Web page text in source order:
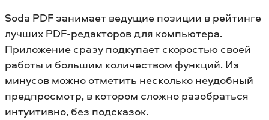
Soda PDF занимает ведущие позиции в рейтинге
лучших PDF-редакторов для компьютера.
Приложение сразу подкупает скоростью своей
работы и большим количеством функций. Из
минусов можно отметить несколько неудобный
предпросмотр, в котором сложно разобраться
интуитивно, без подсказок.